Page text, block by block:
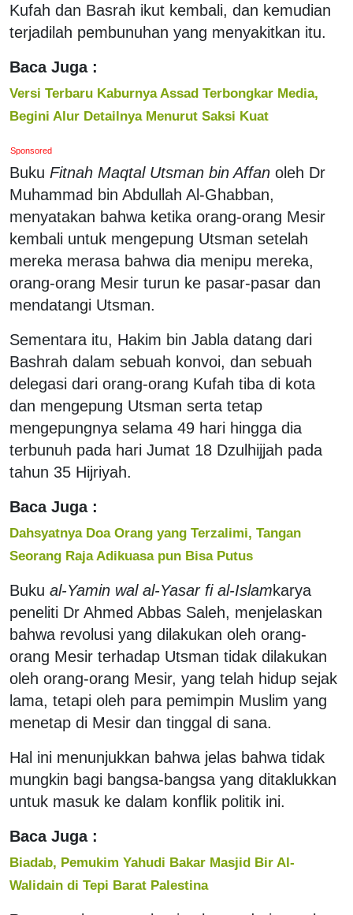
Kufah dan Basrah ikut kembali, dan kemudian
terjadilah pembunuhan yang menyakitkan itu.
Baca Juga :
Versi Terbaru Kaburnya Assad Terbongkar Media,
Begini Alur Detailnya Menurut Saksi Kuat
Sponsored
Buku Fitnah Maqtal Utsman bin Affan oleh Dr
Muhammad bin Abdullah Al-Ghabban,
menyatakan bahwa ketika orang-orang Mesir
kembali untuk mengepung Utsman setelah
mereka merasa bahwa dia menipu mereka,
orang-orang Mesir turun ke pasar-pasar dan
mendatangi Utsman.
Sementara itu, Hakim bin Jabla datang dari
Bashrah dalam sebuah konvoi, dan sebuah
delegasi dari orang-orang Kufah tiba di kota
dan mengepung Utsman serta tetap
mengepungnya selama 49 hari hingga dia
terbunuh pada hari Jumat 18 Dzulhijjah pada
tahun 35 Hijriyah.
Baca Juga :
Dahsyatnya Doa Orang yang Terzalimi, Tangan
Seorang Raja Adikuasa pun Bisa Putus
Buku al-Yamin wal al-Yasar fi al-Islamkarya
peneliti Dr Ahmed Abbas Saleh, menjelaskan
bahwa revolusi yang dilakukan oleh orang-
orang Mesir terhadap Utsman tidak dilakukan
oleh orang-orang Mesir, yang telah hidup sejak
lama, tetapi oleh para pemimpin Muslim yang
menetap di Mesir dan tinggal di sana.
Hal ini menunjukkan bahwa jelas bahwa tidak
mungkin bagi bangsa-bangsa yang ditaklukkan
untuk masuk ke dalam konflik politik ini.
Baca Juga :
Biadab, Pemukim Yahudi Bakar Masjid Bir Al-
Walidain di Tepi Barat Palestina